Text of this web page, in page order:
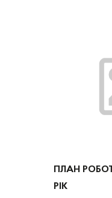
ПЛАН
РІК